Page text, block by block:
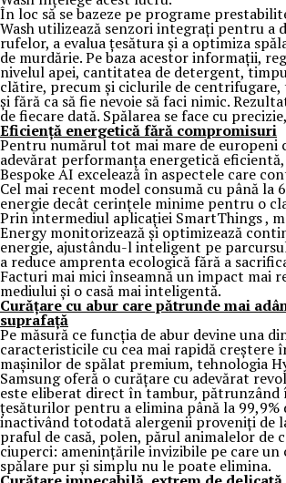
În loc să se bazeze pe programe
Wash utilizează senzori integrați pentru a
rufelor, a evalua țesătura și a optimiza
de murdărie. Pe baza acestor informații,
nivelul apei, cantitatea de detergent,
clătire, precum și ciclurile de
și fără ca să fie nevoie să faci nimic.
de fiecare dată. Spălarea se face cu
Eficiență energetică fără compromisuri
Pentru numărul tot mai mare de europeni
adevărat performanța energetică
Bespoke AI excelează în aspectele care
Cel mai recent model consumă cu până la
energie decât cerințele minime pentru o
Prin intermediul aplicației SmartThings ,
Energy monitorizează și optimizează
energie, ajustându-l inteligent pe
a reduce amprenta ecologică fără a
Facturi mai mici înseamnă un impact mai
mediului și o casă mai inteligentă.
Curățare cu abur care pătrunde mai
suprafață
Pe măsură ce funcția de abur devine una
caracteristicile cu cea mai rapidă creștere
mașinilor de spălat premium, tehnologia
Samsung oferă o curățare cu adevărat
este eliberat direct în tambur, pătrunzând
țesăturilor pentru a elimina până la 99,9%
inactivând totodată alergenii proveniți de
praful de casă, polen, părul animalelor de
ciuperci: amenințările invizibile pe care un
spălare pur și simplu nu le poate elimina.